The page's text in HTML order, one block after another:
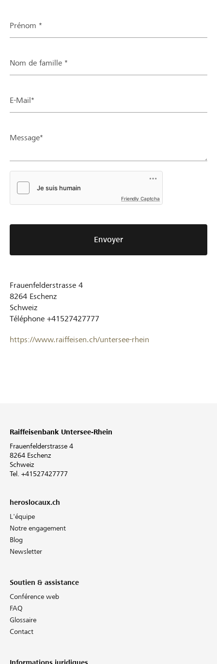
Prénom *
Nom de famille *
E-Mail*
Message*
Friendly Captcha
Envoyer
Frauenfelderstrasse 4
8264 Eschenz
Schweiz
Téléphone +41527427777
https://www.raiffeisen.ch/untersee-rhein
Raiffeisenbank Untersee-Rhein
Frauenfelderstrasse 4
8264 Eschenz
Schweiz
Tel. +41527427777
heroslocaux.ch
L'équipe
Notre engagement
Blog
Newsletter
Soutien & assistance
Conférence web
FAQ
Glossaire
Contact
Informations juridiques